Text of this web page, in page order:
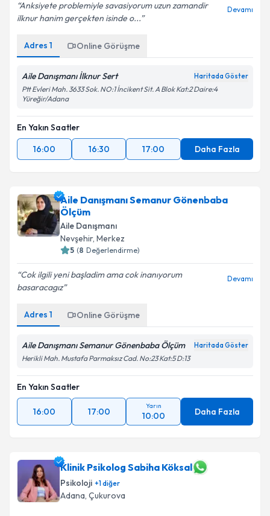
Anksiyete problemiyle savasiyorum uzun zamandir
ilknur hanim gerçekten isinde o...
Devamı
Adres 1 Online Görüşme
Aile Danışmanı İlknur Sert Haritada Göster
Ptt Evleri Mah. 3633 Sok. NO:1 İncikent Sit. A Blok Kat:2 Daire:4
Yüreğir/Adana
En Yakın Saatler
16:00
16:30 17:00 Daha Fazla
Aile Danışmanı Semanur Gönenbaba
Ölçüm
Aile Danışmanı
Nevşehir, Merkez
5 (8 Değerlendirme)
Cok ilgili yeni başladim ama cok inanıyorum
basaracagız
Devamı
Adres 1 Online Görüşme
Aile Danışmanı Semanur Gönenbaba Ölçüm Haritada Göster
Herikli Mah. Mustafa Parmaksız Cad. No:23 Kat:5 D:13
En Yakın Saatler
16:00 17:00
Yarın
10:00 Daha Fazla
Klinik Psikolog Sabiha Köksal
Psikoloji +1diğer
Adana, Çukurova